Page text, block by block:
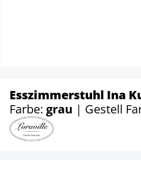
Esszimmerstuhl Ina
Farbe: grau | Gestell